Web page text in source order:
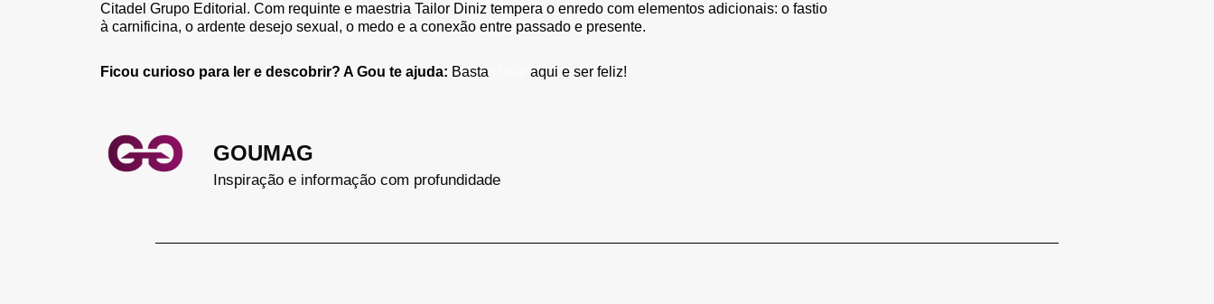
Citadel Grupo Editorial. Com requinte e maestria Tailor Diniz tempera o enredo com elementos adicionais: o fastio
à carnificina, o ardente desejo sexual, o medo e a conexão entre passado e presente.
Ficou curioso para ler e descobrir? A Gou te ajuda: Basta aqui e ser feliz!
GOUMAG
Inspiração e informação com profundidade